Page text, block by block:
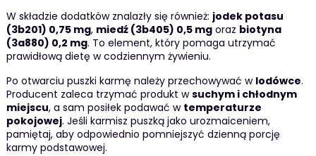
W składzie dodatków znalazły się również: jodek potasu
(3b201) 0,75 mg, miedź (3b405) 0,5 mgoraz biotyna
(3a880) 0,2 mg. To element, który pomaga utrzymać
prawidłową dietę w codziennym żywieniu.
Po otwarciu puszki karmę należy przechowywać w lodówce.
Producent zaleca trzymać produkt wsuchym i chłodnym
miejscu, a sam posiłek podawać w temperaturze
pokojowej. Jeśli karmisz puszką jako urozmaiceniem,
pamiętaj, aby odpowiednio pomniejszyć dzienną porcję
karmy podstawowej.